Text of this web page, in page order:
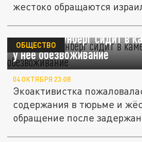
жестоко обращаются
Guardian: Тунберг сидит в
у нее обезвоживание
ОБЩЕСТВО
04 ОКТЯБРЯ 23:08
Экоактивистка
содержания в тюрьме и
обращение после